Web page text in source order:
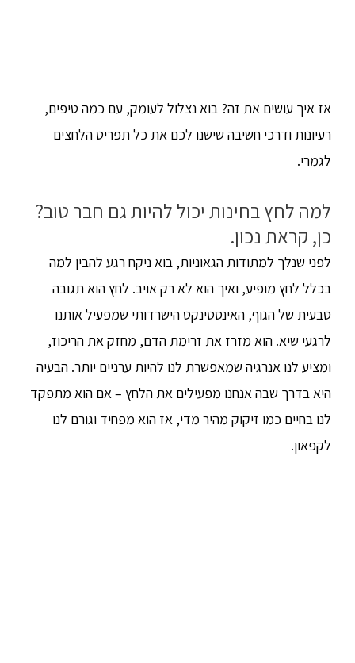
אז איך עושים את זה? בוא נצלול לעומק, עם כמה טיפים,
רעיונות ודרכי חשיבה שישנו לכם את כל תפריט הלחצים
לגמרי.
למה לחץ בחינות יכול להיות גם חבר טוב?
כן, קראת נכון.
לפני שנלך למתודות הגאוניות, בוא ניקח רגע להבין למה
בכלל לחץ מופיע, ואיך הוא לא רק אויב. לחץ הוא תגובה
טבעית של הגוף, האינסטינקט הישרדותי שמפעיל אותנו
לרגעי שיא. הוא מזרז את זרימת הדם, מחזק את הריכוז,
ומציע לנו אנרגיה שמאפשרת לנו להיות ערניים יותר. הבעיה
היא בדרך שבה אנחנו מפעילים את הלחץ – אם הוא מתפקד
לנו בחיים כמו זיקוק מהיר מדי, אז הוא מפחיד וגורם לנו
לקפאון.